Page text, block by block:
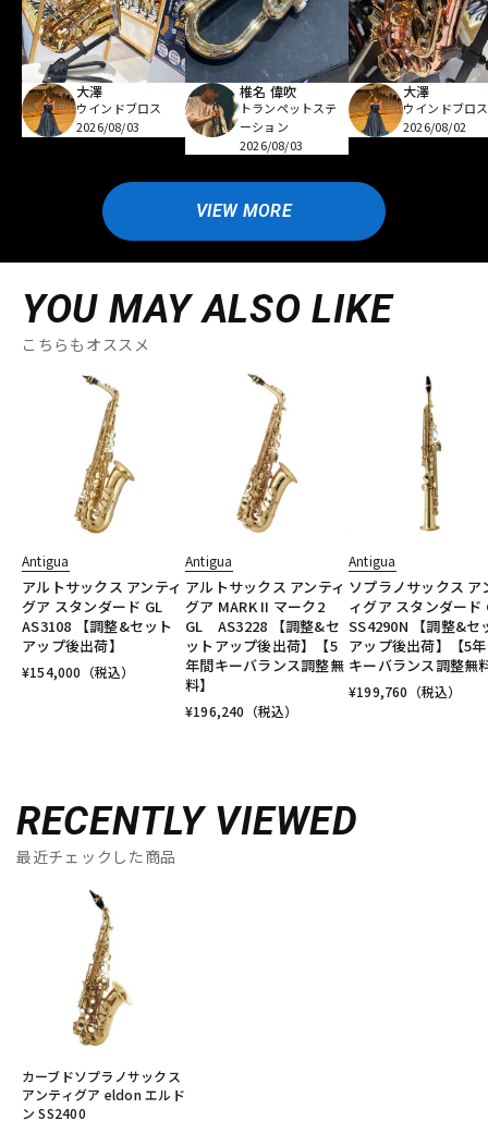
大澤
ウインドブロス
2026/08/03
椎名 偉吹
トランペットステ
ーション
2026/08/03
大澤
ウインドブロス
2026/08/02
VIEW MORE
YOU MAY ALSO LIKE
こちらもオススメ
Antigua
アルトサックス アンティ
グア スタンダード GL
AS3108 【調整&セット
アップ後出荷】
¥154,000 （税込）
Antigua
アルトサックス アンティ
グア MARK II マーク2
GL AS3228 【調整&セ
ットアップ後出荷】【5
年間キーバランス調整無
料】
¥196,240 （税込）
Antigua
ソプラノサックス ア
ィグア スタンダード
SS4290N 【調整&セ
アップ後出荷】【5
キーバランス調整無
¥199,760 （税込）
RECENTLY VIEWED
最近チェックした商品
カーブドソプラノサックス
アンティグア eldon エルド
ン SS2400